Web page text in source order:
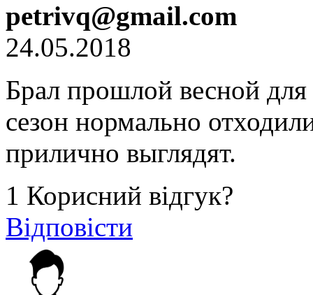
petrivq@gmail.com
24.05.2018
Брал прошлой весной
сезон нормально
прилично выглядят.
1 Корисний відгук?
Відповісти